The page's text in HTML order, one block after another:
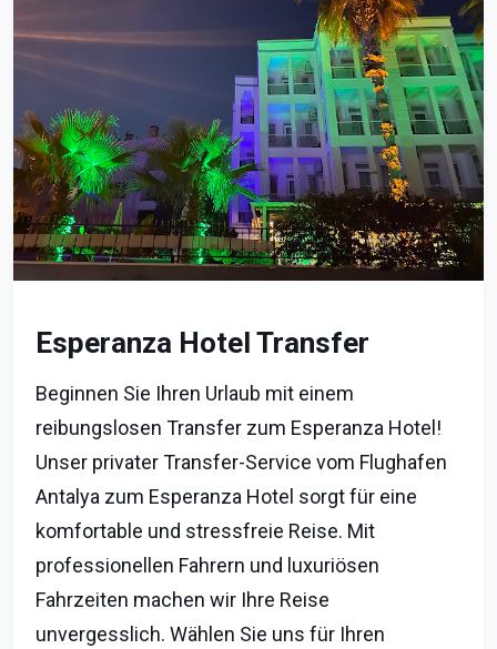
Esperanza Hotel Transfer
Beginnen Sie Ihren Urlaub mit einem
reibungslosen Transfer zum Esperanza Hotel!
Unser privater Transfer-Service vom Flughafen
Antalya zum Esperanza Hotel sorgt für eine
komfortable und stressfreie Reise. Mit
professionellen Fahrern und luxuriösen
Fahrzeiten machen wir Ihre Reise
unvergesslich. Wählen Sie uns für Ihren